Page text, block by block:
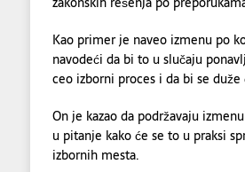
Kao primer je naveo izmenu po
navodeći da bi to u slučaju
ceo izborni proces i da bi se
On je kazao da podržavaju
u pitanje kako će se to u praksi
izbornih mesta.